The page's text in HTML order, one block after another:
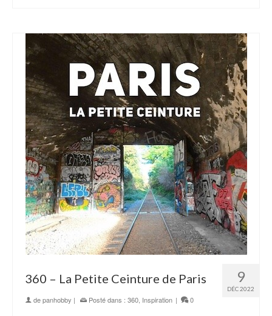
9
DÉC 2022
360 – La Petite Ceinture de Paris
depanhobby | Posté dans : 360 Inspiration | 0